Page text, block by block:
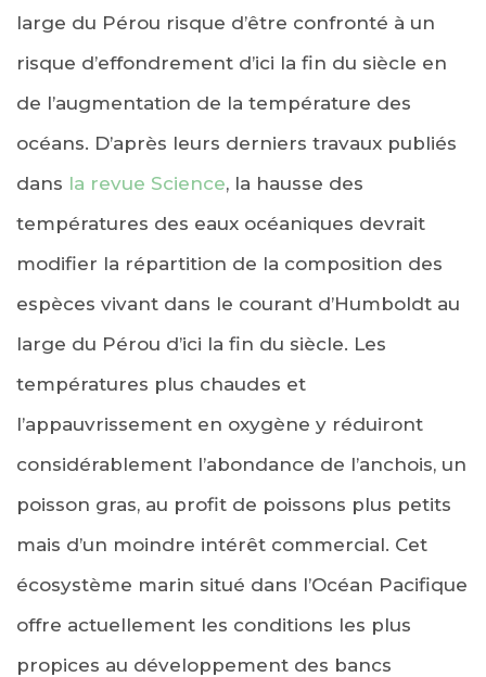
large du Pérou risque d’être confronté à un
risque d’effondrement d’ici la fin du siècle en
de l’augmentation de la température des
océans. D’après leurs derniers travaux publiés
dans la revue Science, la hausse des
températures des eaux océaniques devrait
modifier la répartition de la composition des
espèces vivant dans le courant d’Humboldt au
large du Pérou d’ici la fin du siècle. Les
températures plus chaudes et
l’appauvrissement en oxygène y réduiront
considérablement l’abondance de l’anchois, un
poisson gras, au profit de poissons plus petits
mais d’un moindre intérêt commercial. Cet
écosystème marin situé dans l’Océan Pacifique
offre actuellement les conditions les plus
propices au développement des bancs